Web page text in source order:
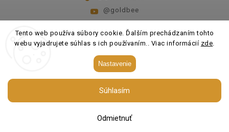
Tento web používa súbory cookie. Ďalším prechádzaním tohto
webu vyjadrujete súhlas s ich používaním.. Viac informácií zde.
Nastavenie
Odmietnuť
Súhlasím
@goldbee
Pondelok - piatok 8:00-14:00
GoldBee. Všetky práva vyhradené.
Upraviť nastavenie cookies
Shoptet| Design